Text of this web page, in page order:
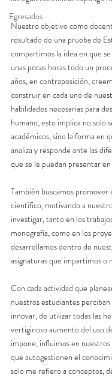
Egresados
Nuestro objetivo como
resultado de una prueba de
compartimos la idea en que
unas pocas horas todo un
años, en contraposición,
construir en cada uno de
habilidades necesarias para
humano, esto implica no solo
académicos, sino la forma en
analiza y responde ante las
que se le puedan presentar en
También buscamos promover
científico, motivando a
investigar, tanto en los
monografía, como en los
desarrollamos dentro de
asignaturas que impartimos o
Con cada actividad que
nuestros estudiantes perciban
innovar, de utilizar todas las
vertiginoso aumento del uso
impone, influimos en
que autogestionen el
solo me refiero a conceptos,